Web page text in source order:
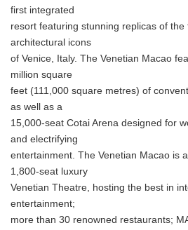
first integrated
resort featuring stunning replicas of the
architectural icons
of Venice, Italy. The Venetian Macao
million square
feet (111,000 square metres) of
as well as a
15,000-seat Cotai Arena designed for
and electrifying
entertainment. The Venetian Macao is
1,800-seat luxury
Venetian Theatre, hosting the best in
entertainment;
more than 30 renowned restaurants;